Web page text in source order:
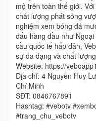
mộ trên toàn thế giới.
chất lượng phát sóng
nghiệm xem bóng đá
đấu hàng đầu như
cầu quốc tế hấp dẫn,
sự đa dạng và chất
Website: https://
Địa chỉ: 4 Nguyễn Huy
Chí Minh
SĐT: 0846767891
Hashtag: #vebotv
#trang_chu_vebotv